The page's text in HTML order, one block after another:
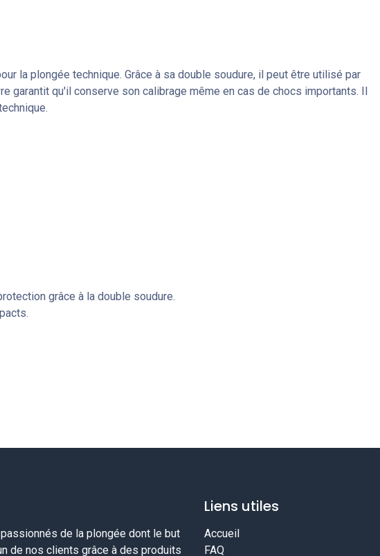
la plongée technique. Grâce à sa double soudure, il peut être utilisé par
qu'il conserve son calibrage même en cas de chocs importants. Il
grâce à la double soudure.
de la plongée dont le but
de nos clients grâce à des produits
Liens utiles
Accueil
FAQ